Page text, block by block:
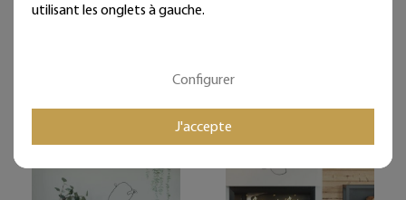
(en France métropolitaine)
utilisant les onglets à gauche.
Configurer
J'accepte